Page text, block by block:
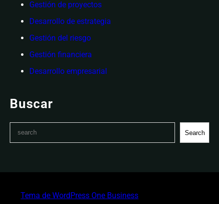
Gestión de proyectos
Desarrollo de estrategia
Gestión del riesgo
Gestión financiera
Desarrollo empresarial
Buscar
c
Search
Tema de WordPress One Business